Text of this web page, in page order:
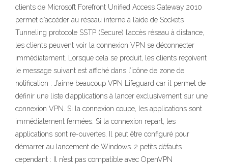
clients de Microsoft Forefront Unified Access Gateway 2010
permet d’accéder au réseau interne à l’aide de Sockets
Tunneling protocole SSTP (Secure) l’accès réseau à distance,
les clients peuvent voir la connexion VPN se déconnecter
immédiatement. Lorsque cela se produit, les clients reçoivent
le message suivant est affiché dans l’icône de zone de
notification : J’aime beaucoup VPN Lifeguard car il permet de
définir une liste d’applications à lancer exclusivement sur une
connexion VPN. Si la connexion coupe, les applications sont
immédiatement fermées. Si la connexion repart, les
applications sont re-ouvertes. Il peut être configuré pour
démarrer au lancement de Windows. 2 petits défauts
cependant : Il n’est pas compatible avec OpenVPN